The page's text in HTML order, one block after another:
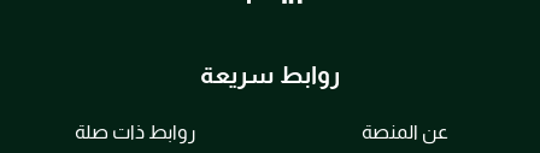
روابط سريعة
عن المنصة روابط ذات صلة